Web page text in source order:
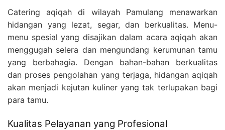
Catering aqiqah di wilayah Pamulang menawarkan
hidangan yang lezat, segar, dan berkualitas. Menu-
menu spesial yang disajikan dalam acara aqiqah akan
menggugah selera dan mengundang kerumunan tamu
yang berbahagia. Dengan bahan-bahan berkualitas
dan proses pengolahan yang terjaga, hidangan aqiqah
akan menjadi kejutan kuliner yang tak terlupakan bagi
para tamu.
Kualitas Pelayanan yang Profesional